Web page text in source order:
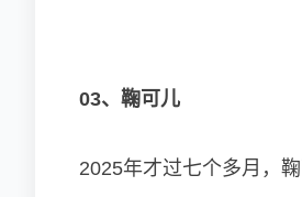
03、鞠可儿
2025年才过七个多月，